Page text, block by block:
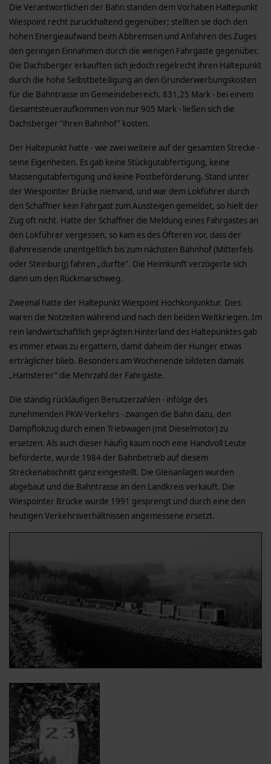
Die Verantwortlichen der Bahn standen dem Vorhaben Haltepunkt
Wiespoint recht zurückhaltend gegenüber; stellten sie doch den
hohen Energieaufwand beim Abbremsen und Anfahren des Zuges
den geringen Einnahmen durch die wenigen Fahrgäste gegenüber.
Die Dachsberger erkauften sich jedoch regelrecht ihren Haltepunkt
durch die hohe Selbstbeteiligung an den Grunderwerbungskosten
für die Bahntrasse im Gemeindebereich. 831,25 Mark - bei einem
Gesamtsteueraufkommen von nur 905 Mark - ließen sich die
Dachsberger “ihren Bahnhof” kosten.
Der Haltepunkt hatte - wie zwei weitere auf der gesamten Strecke -
seine Eigenheiten. Es gab keine Stückgutabfertigung, keine
Massengutabfertigung und keine Postbeförderung. Stand unter
der Wiespointer Brücke niemand, und war dem Lokführer durch
den Schaffner kein Fahrgast zum Aussteigen gemeldet, so hielt der
Zug oft nicht. Hatte der Schaffner die Meldung eines Fahrgastes an
den Lokführer vergessen, so kam es des Öfteren vor, dass der
Bahnreisende unentgeltlich bis zum nächsten Bahnhof (Mitterfels
oder Steinburg) fahren „durfte”. Die Heimkunft verzögerte sich
dann um den Rückmarschweg.
Zweimal hatte der Haltepunkt Wiespoint Hochkonjunktur. Dies
waren die Notzeiten während und nach den beiden Weltkriegen. Im
rein landwirtschaftlich geprägten Hinterland des Haltepunktes gab
es immer etwas zu ergattern, damit daheim der Hunger etwas
erträglicher blieb. Besonders am Wochenende bildeten damals
„Hamsterer” die Mehrzahl der Fahrgäste.
Die ständig rückläufigen Benutzerzahlen - infolge des
zunehmenden PKW-Verkehrs - zwangen die Bahn dazu, den
Dampflokzug durch einen Triebwagen (mit Dieselmotor) zu
ersetzen. Als auch dieser häufig kaum noch eine Handvoll Leute
beförderte, wurde 1984 der Bahnbetrieb auf diesem
Streckenabschnitt ganz eingestellt. Die Gleisanlagen wurden
abgebaut und die Bahntrasse an den Landkreis verkauft. Die
Wiespointer Brücke wurde 1991 gesprengt und durch eine den
heutigen Verkehrsverhältnissen angemessene ersetzt.